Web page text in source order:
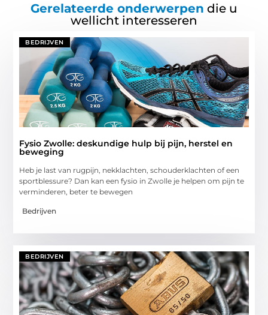
Gerelateerde onderwerpen die u
wellicht interesseren
BEDRIJVEN
Fysio Zwolle: deskundige hulp bij pijn, herstel en
beweging
Heb je last van rugpijn, nekklachten, schouderklachten of een
sportblessure? Dan kan een fysio in Zwolle je helpen om pijn te
verminderen, beter te bewegen
Bedrijven
BEDRIJVEN